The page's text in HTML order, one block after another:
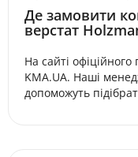
Де замовити
верстат
На сайті
KMA.UA. Наші
допоможуть